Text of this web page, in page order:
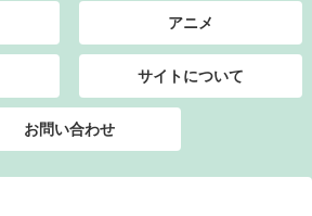
アニメ
サイトについて
お問い合わせ